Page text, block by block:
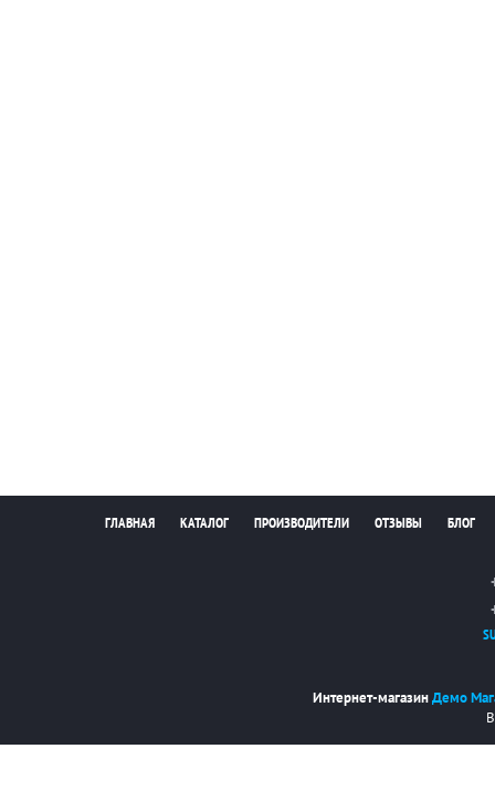
ГЛАВНАЯ КАТАЛОГ ПРОИЗВОДИТЕЛИ ОТЗЫВЫ БЛОГ
Интернет-магазинДемо